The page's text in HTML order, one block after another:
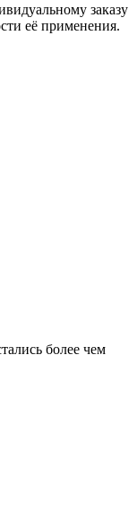
заказу
её применения.
более чем